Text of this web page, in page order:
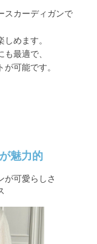
スカーディガンで
めます。
最適で、
可能です。
魅力的
が可愛らしさ